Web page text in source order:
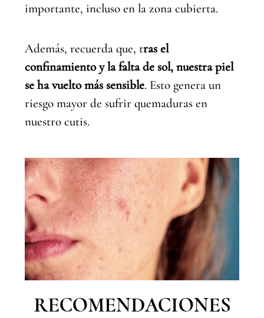
importante, incluso en la zona cubierta.
Además, recuerda que, tras el
confinamiento y la falta de sol, nuestra piel
se ha vuelto más sensible. Esto genera un
riesgo mayor de sufrir quemaduras en
nuestro cutis.
RECOMENDACIONES